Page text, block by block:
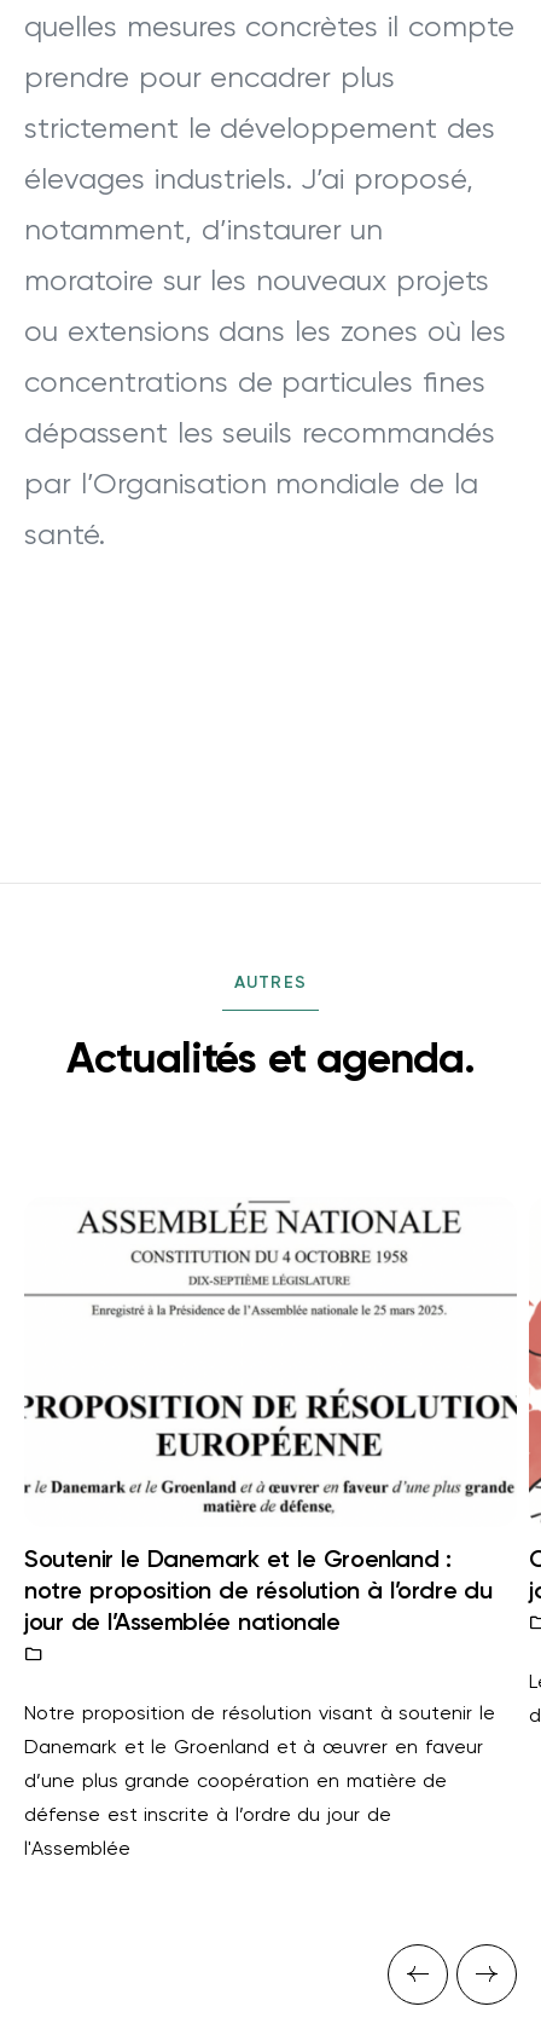
quelles mesures concrètes il compte
prendre pour encadrer plus
strictement le développement des
élevages industriels. J’ai proposé,
notamment, d’instaurer un
moratoire sur les nouveaux projets
ou extensions dans les zones où les
concentrations de particules fines
dépassent les seuils recommandés
par l’Organisation mondiale de la
santé.
AUTRES
Actualités et agenda.
Previous
Soutenir le Danemark et le Groenland :
notre proposition de résolution à l’ordre du
jour de l’Assemblée nationale
Notre proposition de résolution visant à soutenir le
Danemark et le Groenland et à œuvrer en faveur
d’une plus grande coopération en matière de
défense est inscrite à l’ordre du jour de
l'Assemblée